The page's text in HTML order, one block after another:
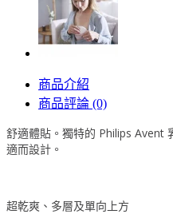
商品介紹
商品評論 (0)
舒適體貼。獨特的 Philips Avent
適而設計。
超乾爽、多層及單向上方